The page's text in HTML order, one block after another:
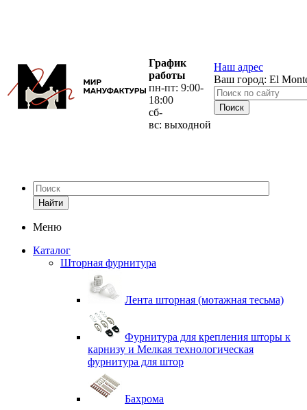
График
работы
пн-пт: 9:00-
18:00
сб-
вс: выходной
Наш адрес
Ваш город: El
Найти
Меню
Каталог
Шторная фурнитура
Лента шторная (мотажная тесьма)
Фурнитура для крепления шторы к
карнизу и Мелкая технологическая
фурнитура для штор
Бахрома